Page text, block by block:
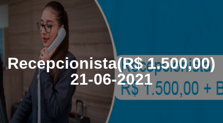
Recepcionista(R$ 1.500,00)
21-06-2021